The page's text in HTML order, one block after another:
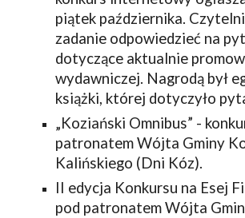
piątek października.
zadanie odpowiedzieć na
dotyczące aktualnie
wydawniczej. Nagrodą był
książki, której dotyczyło
„Koziański Omnibus” -
patronatem Wójta Gminy
Kalińskiego (Dni Kóz).
II edycja Konkursu na Esej
pod patronatem Wójta